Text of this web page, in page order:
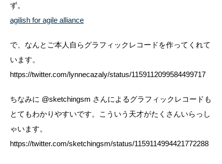
ず。
agilish for agile alliance
で、なんとご本人自らグラフィックレコードを作ってくれて
います。
https://twitter.com/lynnecazaly/status/1159112099584499717
ちなみに @sketchingsm さんによるグラフィックレコードも
とてもわかりやすいです。こういう天才がたくさんいらっし
ゃいます。
https://twitter.com/sketchingsm/status/1159114994421772288